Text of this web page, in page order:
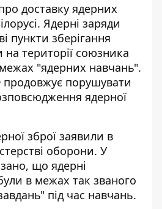
доставку ядерних
Ядерні заряди
пункти зберігання
на території союзника
"ядерних навчань".
порушувати
ядерної
зброї заявили в
оборони. У
що ядерні
в межах так званого
під час навчань.